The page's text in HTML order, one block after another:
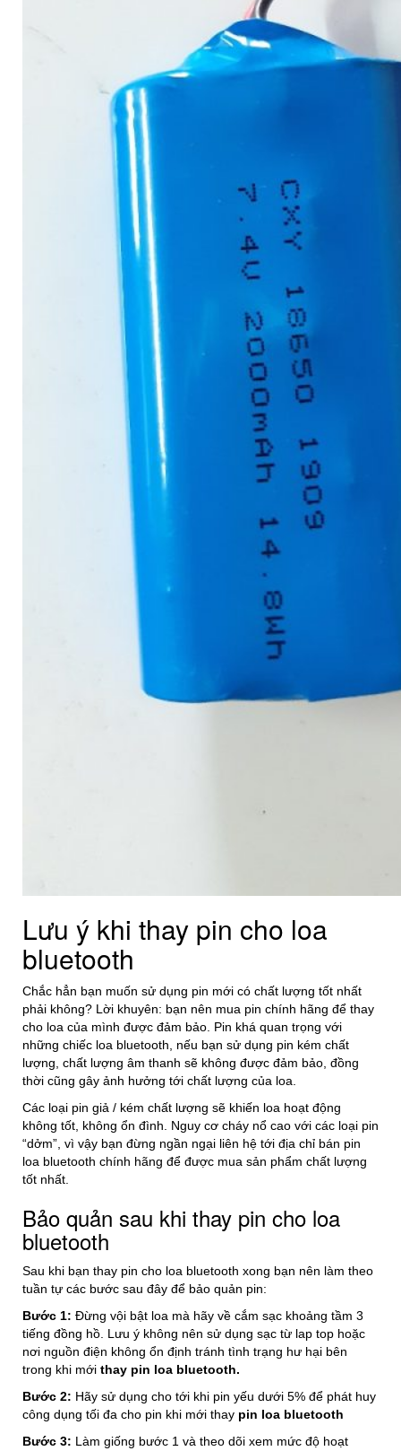
Lưu ý khi thay pin cho loa
bluetooth
Chắc hẳn bạn muốn sử dụng pin mới có chất lượng tốt nhất
phải không? Lời khuyên: bạn nên mua pin chính hãng để thay
cho loa của mình được đảm bảo. Pin khá quan trọng với
những chiếc loa bluetooth, nếu bạn sử dụng pin kém chất
lượng, chất lượng âm thanh sẽ không được đảm bảo, đồng
thời cũng gây ảnh hưởng tới chất lượng của loa.
Các loại pin giả / kém chất lượng sẽ khiến loa hoạt động
không tốt, không ổn đình. Nguy cơ cháy nổ cao với các loại pin
“dởm”, vì vậy bạn đừng ngần ngại liên hệ tới địa chỉ bán pin
loa bluetooth chính hãng để được mua sản phẩm chất lượng
tốt nhất.
Bảo quản sau khi thay pin cho loa
bluetooth
Sau khi bạn thay pin cho loa bluetooth xong bạn nên làm theo
tuần tự các bước sau đây để bảo quản pin:
Bước 1: Đừng vội bật loa mà hãy về cắm sạc khoảng tầm 3
tiếng đồng hồ. Lưu ý không nên sử dụng sạc từ lap top hoặc
nơi nguồn điện không ổn định tránh tình trạng hư hại bên
trong khi mới thay pin loa bluetooth.
Bước 2: Hãy sử dụng cho tới khi pin yếu dưới 5% để phát huy
công dụng tối đa cho pin khi mới thay pin loa bluetooth
Bước 3: Làm giống bước 1 và theo dõi xem mức độ hoạt